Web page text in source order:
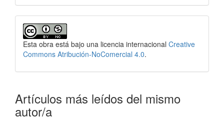
Esta obra está bajo una licencia internacional Creative
Commons Atribución-NoComercial 4.0.
Artículos más leídos del mismo
autor/a